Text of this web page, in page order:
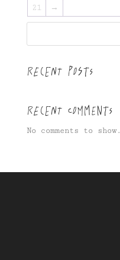
21
→
Recent Posts
Recent Comments
No comments to show.